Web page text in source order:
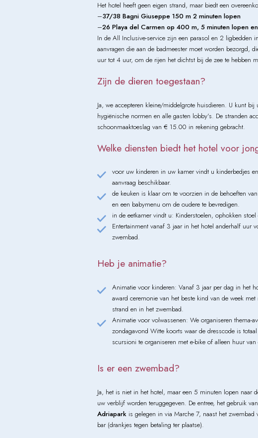
Het hotel heeft geen eigen strand, maar biedt een
–37/38 Bagni Giuseppe 150 m 2 minuten lopen
–26 Playa del Carmen op 400 m, 5 minuten lopen
In de All Inclusive-service zijn een parasol en 2 ligbedden
aanvragen die aan de badmeester moet worden bezorgd,
uur tot 4 uur, om de rijen het dichtst bij de zee te hebben
Zijn de dieren toegestaan?
Ja, we accepteren kleine/middelgrote huisdieren. U kunt
hygiënische normen en alle gasten lobby's. De stranden
schoonmaaktoeslag van € 15.00 in rekening gebracht.
Welke diensten biedt het hotel voor
voor uw kinderen in uw kamer vindt u kinderbedjes
aanvraag beschikbaar.
de keuken is klaar om te voorzien in de behoeften
en een babymenu om de oudere te bevredigen.
in de eetkamer vindt u: Kinderstoelen, ophokken
Entertainment vanaf 3 jaar in het hotel anderhalf uur
zwembad.
Heb je animatie?
Animatie voor kinderen: Vanaf 3 jaar per dag in het
award ceremonie van het beste kind van de week
strand en in het zwembad.
Animatie voor volwassenen: We organiseren thema-
zondagavond Witte koorts waar de dresscode is
scursioni te organiseren met e-bike of alleen huur
Is er een zwembad?
Ja, het is niet in het hotel, maar een 5 minuten lopen naar
uw verblijf worden teruggegeven. De entree, het gebruik
Adriaparkis gelegen in via Marche 7, naast het zwembad
bar (drankjes tegen betaling ter plaatse).